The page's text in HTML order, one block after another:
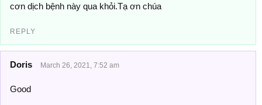
cơn dịch bệnh này qua khỏi.Tạ ơn chúa
REPLY
Doris March 26, 2021, 7:52 am
Good